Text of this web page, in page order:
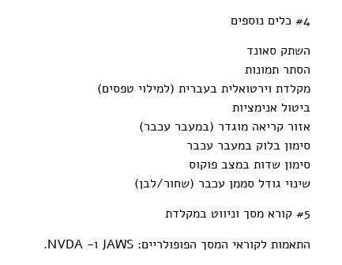
#4 כלים נוספים
השתק סאונד
הסתר תמונות
מקלדת וירטואלית בעברית (למילוי טפסים)
ביטול אנימציות
אזור קריאה מוגדר (במעבר עכבר)
סימון בלוק במעבר עכבר
סימון שדות במצב פוקוס
שינוי גודל סממן עכבר (שחור/לבן)
#5 קורא מסך וניווט במקלדת
התאמות לקוראי המסך הפופולריים: JAWS ו- NVDA.